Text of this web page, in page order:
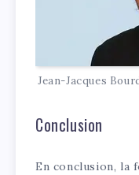
Jean-Jacques
Conclusion
En conclusion, la